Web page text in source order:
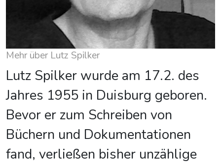
Mehr über Lutz Spilker
Lutz Spilker wurde am 17.2. des
Jahres 1955 in Duisburg geboren.
Bevor er zum Schreiben von
Büchern und Dokumentationen
fand, verließen bisher unzählige